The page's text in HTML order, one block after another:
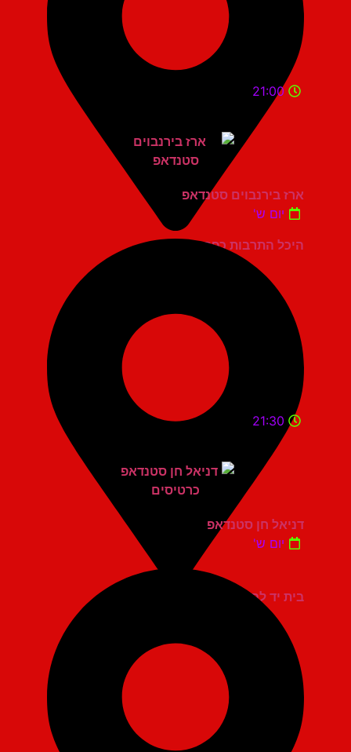
היכל התרבות כפר סבא
21:00
ארז בירנבוים סטנדאפ
יום ש'
בית יד לבנים אשדוד
21:30
דניאל חן סטנדאפ
יום ש'